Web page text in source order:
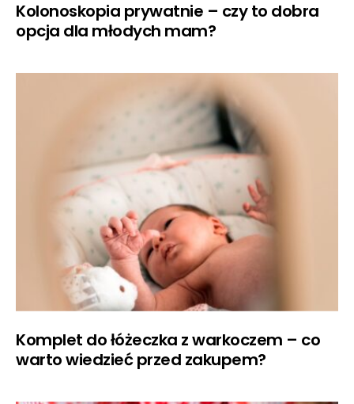
Kolonoskopia prywatnie – czy to dobra
opcja dla młodych mam?
Komplet do łóżeczka z warkoczem – co
warto wiedzieć przed zakupem?